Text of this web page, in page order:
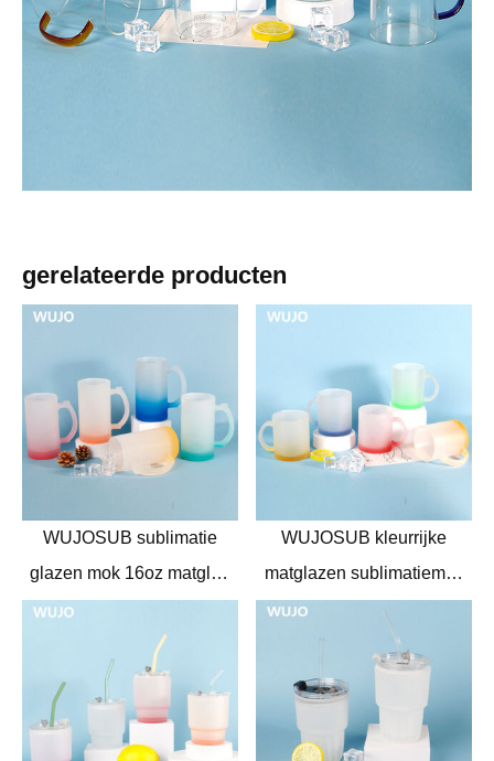
gerelateerde producten
WUJOSUB sublimatie
glazen mok 16oz matglas
sublimatie mokken voor
WUJOSUB kleurrijke
matglazen sublimatiemok
11oz glazen mok voor
sublimatie